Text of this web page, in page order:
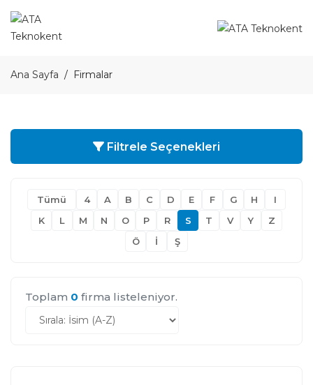
Ana Sayfa Firmalar
Filtrele Seçenekleri
Tümü 4 A B C D E F G H
I
K
L M N O P R S T V Y
Z
Ö
İ Ş
Toplam 0 firma listeleniyor.